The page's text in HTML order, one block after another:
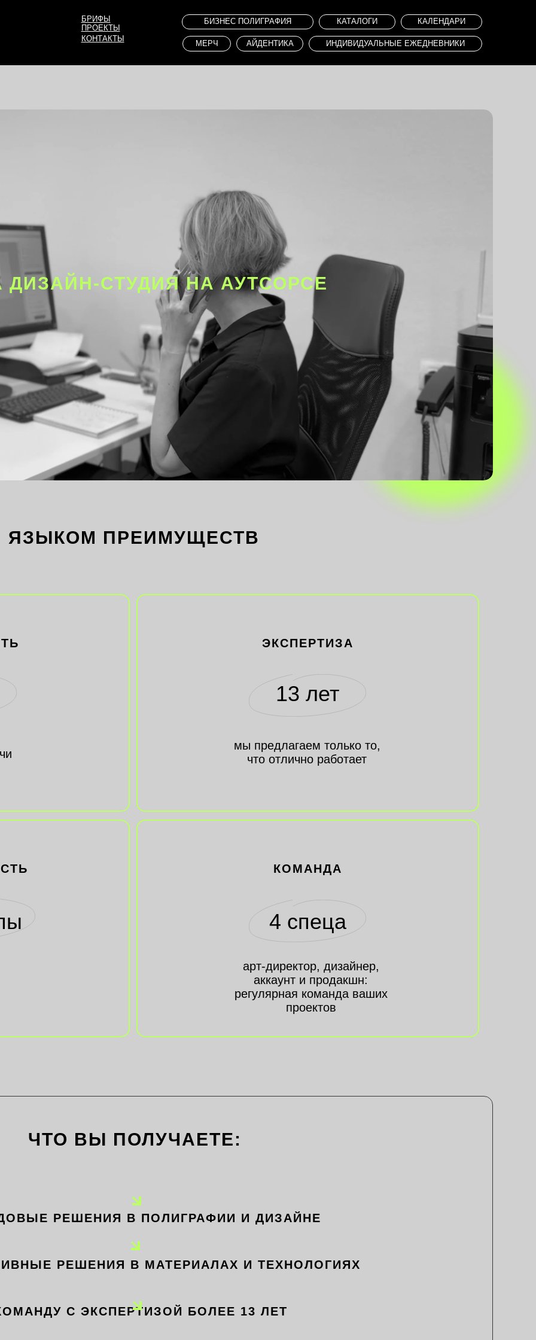
КОНТАКТЫ
АЙДЕНТИКА
КАЛЕНДАРИ
БИЗНЕС ПОЛИГРАФИЯ КАТАЛОГИ
HORECA
ИНДИВИДУАЛЬНЫЕ ЕЖЕДНЕВНИКИ
СТУДИЯ НА АУТСОРСЕ
ЯЗЫКОМ ПРЕИМУЩЕСТВ
ЭКСПЕРТИЗА
13 лет
мы предлагаем только то,
что отлично работает
КОМАНДА
арт-директор, дизайнер,
аккаунт и продакшн:
регулярная команда ваших
проектов
4 спеца
ЧТО ВЫ ПОЛУЧАЕТЕ:
РЕШЕНИЯ В ПОЛИГРАФИИ И ДИЗАЙНЕ
РЕШЕНИЯ В МАТЕРИАЛАХ И ТЕХНОЛОГИЯХ
С ЭКСПЕРТИЗОЙ БОЛЕЕ 13 ЛЕТ